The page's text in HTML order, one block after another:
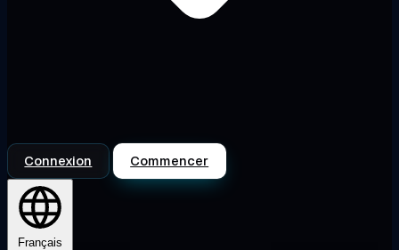
Connexion Commencer
Français